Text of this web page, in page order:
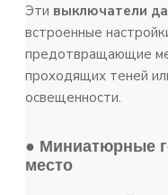
Эти выключатели
встроенные
предотвращающие
проходящих теней
освещенности.
● Миниатюрные
место